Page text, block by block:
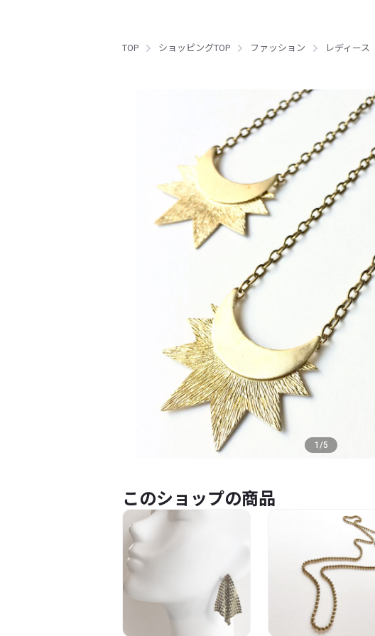
TOP ショッピングTOP ファッション レディース
1 /5
このショップの商品